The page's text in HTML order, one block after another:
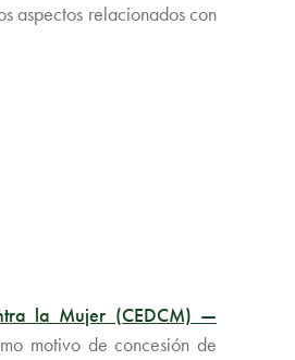
aspectos relacionados con
la Mujer (CEDCM) —
motivo de concesión de